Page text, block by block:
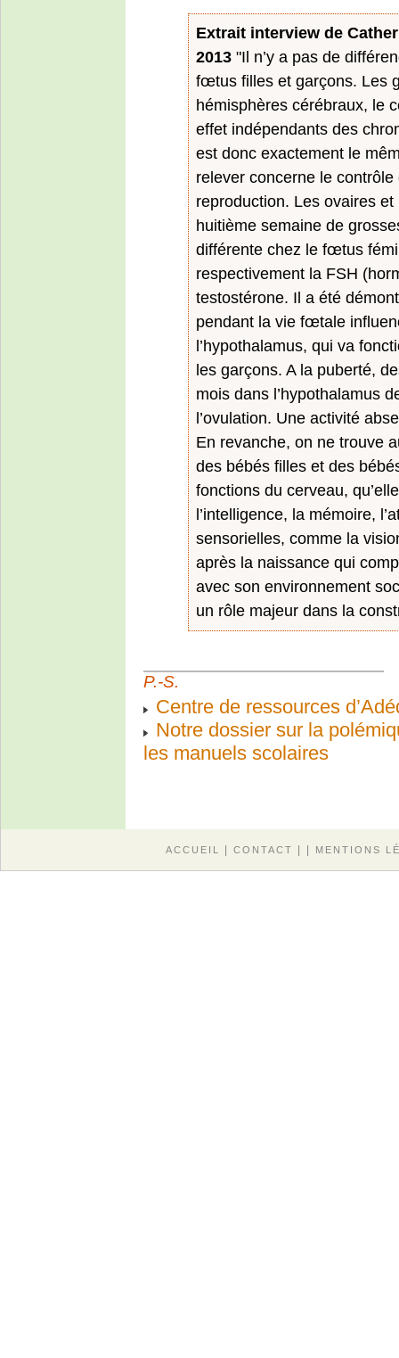
Extrait interview de
2013 "Il n’y a pas de
fœtus filles et garçons. Les
hémisphères cérébraux, le
effet indépendants des
est donc exactement le
relever concerne le
reproduction. Les ovaires
huitième semaine de
différente chez le fœtus
respectivement la FSH
testostérone. Il a été
pendant la vie fœtale
l’hypothalamus, qui va
les garçons. A la puberté,
mois dans l’hypothalamus
l’ovulation. Une activité
En revanche, on ne trouve
des bébés filles et des
fonctions du cerveau,
l’intelligence, la mémoire,
sensorielles, comme la
après la naissance qui
avec son environnement
un rôle majeur dans la
P.-S.
Centre de ressources
Notre dossier sur la
les manuels scolaires
ACCUEIL CONTACT MENTIONS